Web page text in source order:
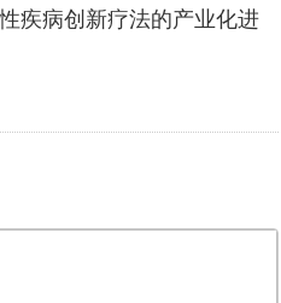
疾病创新疗法的产业化进